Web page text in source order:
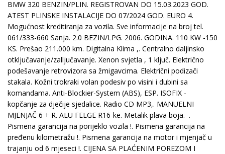
BMW 320 BENZIN/PLIN. REGISTROVAN DO 15.03.2023 GOD.
ATEST PLINSKE INSTALACIJE DO 07/2024 GOD. EURO 4.
Mogućnost kreditiranja za vozila. Sve informacije na broj tel.
061/333-660 Sanja. 2.0 BEZIN/LPG. 2006. GODINA. 110 KW -150
KS. Prešao 211.000 km. Digitalna Klima ,. Centralno daljinsko
otključavanje/zalljučavanje. Xenon svjetla , 1 ključ. Električno
podešavanje retrovizora sa žmigavcima. Električni podizači
stakala. Kožni trokraki volan podesiv po visini i dubini sa
komandama. Anti-Blockier-System (ABS), ESP. ISOFIX -
kopčanje za dječije sjedalice. Radio CD MP3,. MANUELNI
MJENJAČ 6 + R. ALU FELGE R16-ke. Metalik plava boja. .
Pismena garancija na porijeklo vozila !. Pismena garancija na
pređenu kilometražu !. Pismena garancija na motor i mjenjač u
trajanju od 6 mjeseci !. CIJENA SA PLAĆENIM POREZOM I